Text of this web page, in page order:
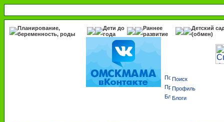
Планирование,
беременность, роды
Дети до
года
Раннее
развитие
Детский
(обмен)
Поиск
Профиль
Блоги